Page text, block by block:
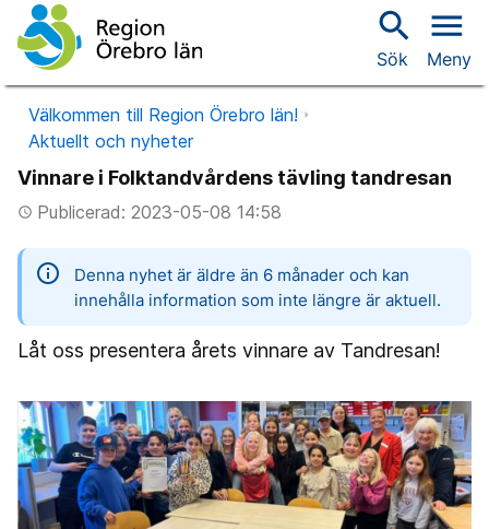
search
Sök
menu
Meny
Välkommen till Region Örebro län!
Aktuellt och nyheter
Vinnare i Folktandvårdens tävling tandresan
access_timePublicerad: 2023-05-08 14:58
information
Denna nyhet är äldre än 6 månader och kan
innehålla information som inte längre är aktuell.
Låt oss presentera årets vinnare av Tandresan!